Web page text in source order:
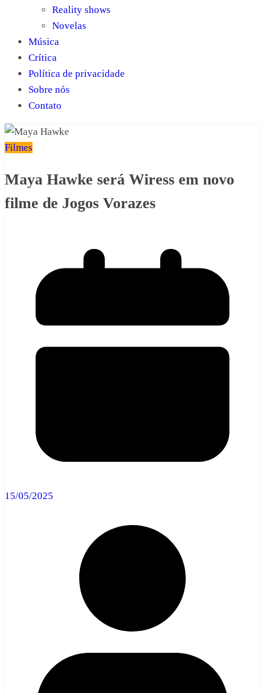
Reality shows
Novelas
Música
Crítica
Política de privacidade
Sobre nós
Contato
Filmes
Maya Hawke será Wiress em novo
filme de Jogos Vorazes
15/05/2025